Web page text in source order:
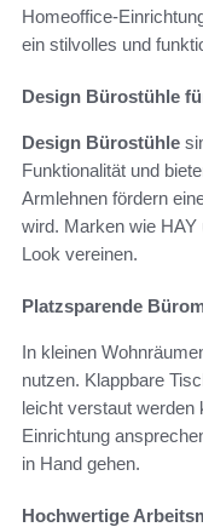
Homeoffice-
ein stilvolles und
Design Bürostühle
Design Bürostühle
Funktionalität und
Armlehnen fördern
wird. Marken wie HAY
Look vereinen.
Platzsparende
In kleinen
nutzen. Klappbare
leicht verstaut werden
Einrichtung
in Hand gehen.
Hochwertige